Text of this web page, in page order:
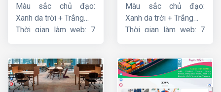
Màu sắc chủ đạo:
Xanh da trời + Trắng
Thời gian làm web: 7
Màu sắc chủ đạo:
Xanh da trời + Trắng
Thời gian làm web: 7